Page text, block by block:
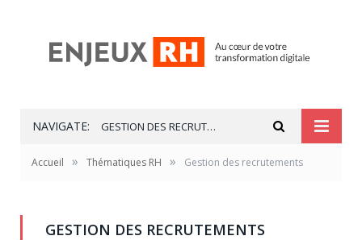
NAVIGATE: GESTION DES RECRUTEMENTS
Accueil » Thématiques RH » Gestion des recrutements
GESTION DES RECRUTEMENTS